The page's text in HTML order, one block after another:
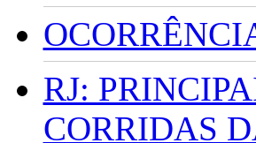
RJ:
CORRIDAS